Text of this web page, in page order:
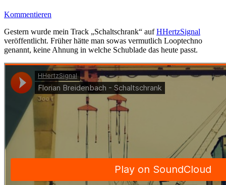
Kommentieren
Gestern wurde mein Track „Schaltschrank“ aufHHertzSignal
veröffentlicht. Früher hätte man sowas vermutlich Looptechno
genannt, keine Ahnung in welche Schublade das heute passt.